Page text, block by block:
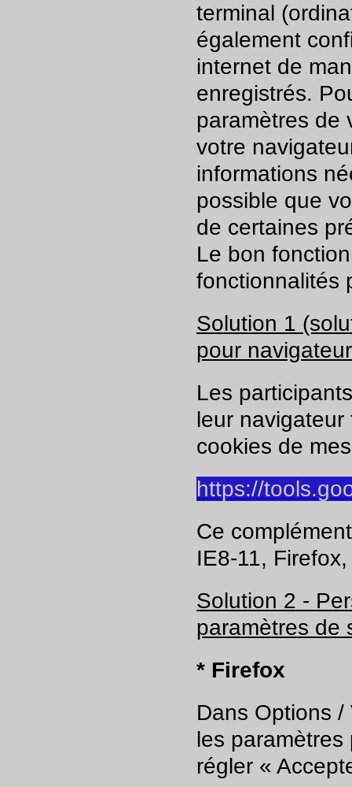
terminal
également
internet de
enregistrés.
paramètres de
votre
informations
possible que
de certaines
Le bon
fonctionnalités
Solution 1
pour
Les
leur
cookies de
https://
Ce
IE8-11,
Solution 2 -
paramètres de
* Firefox
Dans Options
les
régler «